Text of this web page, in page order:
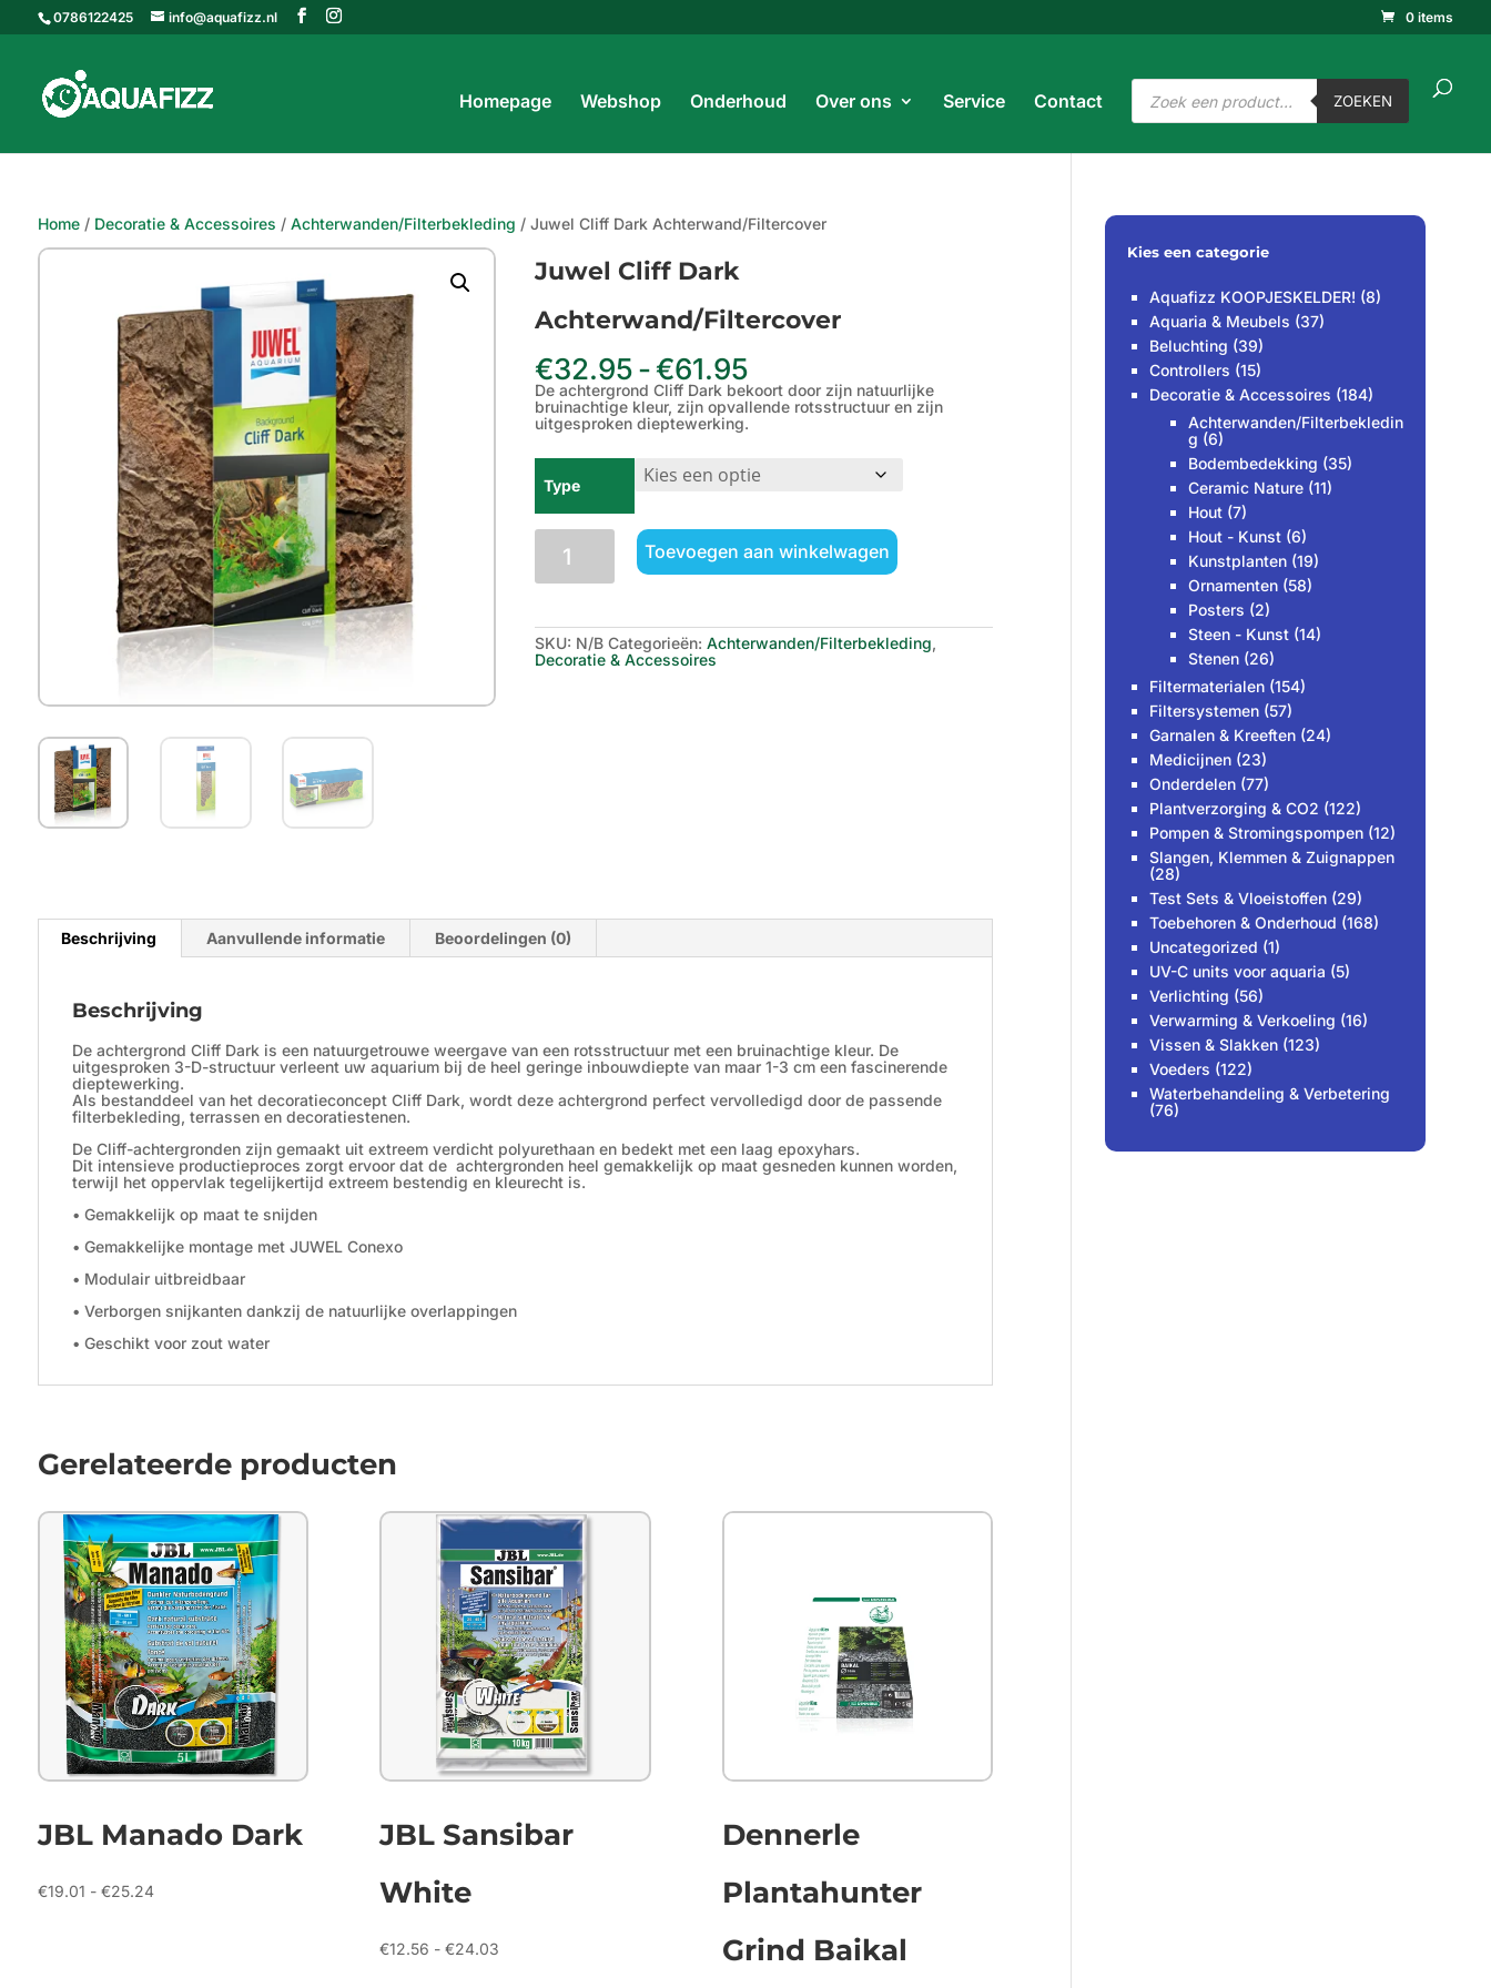
0786122425 info@aquafizz.nl 0 items
Homepage Webshop Onderhoud Over ons Service Contact
Producten
zoeken
ZOEKEN
Producten
Home/ Decoratie & Accessoires / Achterwanden/Filterbekleding / Juwel Cliff Dark Achterwand/Filtercover
Juwel Cliff Dark
Achterwand/Filtercover
€32.95-€61.95Prijsklasse:
€32.95
tot
€61.95
De achtergrond Cliff Dark bekoort door zijn natuurlijke
bruinachtige kleur, zijn opvallende rotsstructuur en zijn
uitgesproken dieptewerking.
Type
Juwel
Dark
Achterwand/Filtercover
Toevoegen aan winkelwagen
SKU: N/B Categorieën: Achterwanden/Filterbekleding,
Decoratie & Accessoires
Beschrijving Aanvullende informatie Beoordelingen (0)
Beschrijving
De achtergrond Cliff Dark is een natuurgetrouwe weergave van een rotsstructuur met een bruinachtige kleur. De
uitgesproken 3-D-structuur verleent uw aquarium bij de heel geringe inbouwdiepte van maar 1-3 cm een fascinerende
dieptewerking.
Als bestanddeel van het decoratieconcept Cliff Dark, wordt deze achtergrond perfect vervolledigd door de passende
filterbekleding, terrassen en decoratiestenen.
De Cliff-achtergronden zijn gemaakt uit extreem verdicht polyurethaan en bedekt met een laag epoxyhars.
Dit intensieve productieproces zorgt ervoor dat de achtergronden heel gemakkelijk op maat gesneden kunnen worden,
terwijl het oppervlak tegelijkertijd extreem bestendig en kleurecht is.
• Gemakkelijk op maat te snijden
• Gemakkelijke montage met JUWEL Conexo
• Modulair uitbreidbaar
• Verborgen snijkanten dankzij de natuurlijke overlappingen
• Geschikt voor zout water
Gerelateerde producten
JBL Manado Dark
€19.01 - €25.24Prijsklasse:
JBL Sansibar
White
€12.56 - €24.03
Dennerle
Plantahunter
Grind Baikal
Kies een categorie
Aquafizz KOOPJESKELDER! (8)
Aquaria & Meubels (37)
Beluchting (39)
Controllers (15)
Decoratie & Accessoires (184)
Achterwanden/Filterbekledin
g (6)
Bodembedekking (35)
Ceramic Nature (11)
Hout (7)
Hout - Kunst (6)
Kunstplanten (19)
Ornamenten (58)
Posters (2)
Steen - Kunst (14)
Stenen (26)
Filtermaterialen (154)
Filtersystemen (57)
Garnalen & Kreeften (24)
Medicijnen (23)
Onderdelen (77)
Plantverzorging & CO2 (122)
Pompen & Stromingspompen (12)
Slangen, Klemmen & Zuignappen
(28)
Test Sets & Vloeistoffen (29)
Toebehoren & Onderhoud (168)
Uncategorized (1)
UV-C units voor aquaria (5)
Verlichting (56)
Verwarming & Verkoeling (16)
Vissen & Slakken (123)
Voeders (122)
Waterbehandeling & Verbetering
(76)